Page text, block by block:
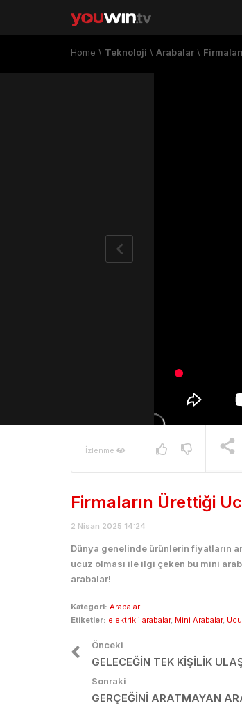
Home \ Teknoloji \ Arabalar \
İzlenme
Firmaların Ürettiği
2 Nisan 2025 14:24
Dünya genelinde ürünlerin fiyatların
ucuz olması ile ilgi çeken bu mini
arabalar!
Kategori: Arabalar
Etiketler: elektrikli arabalar, Mini Arabalar,
Önceki
GELECEĞIN TEK KIŞILIK
Sonraki
GERÇEĞINI ARATMAYAN